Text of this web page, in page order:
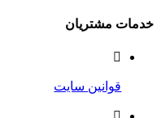
مشتریان
قوانین سایت